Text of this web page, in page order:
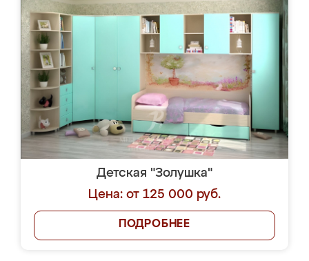
Детская "Золушка"
Цена: от 125 000 руб.
ПОДРОБНЕЕ